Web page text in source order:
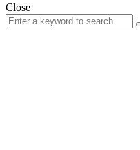
Close
Search
for: